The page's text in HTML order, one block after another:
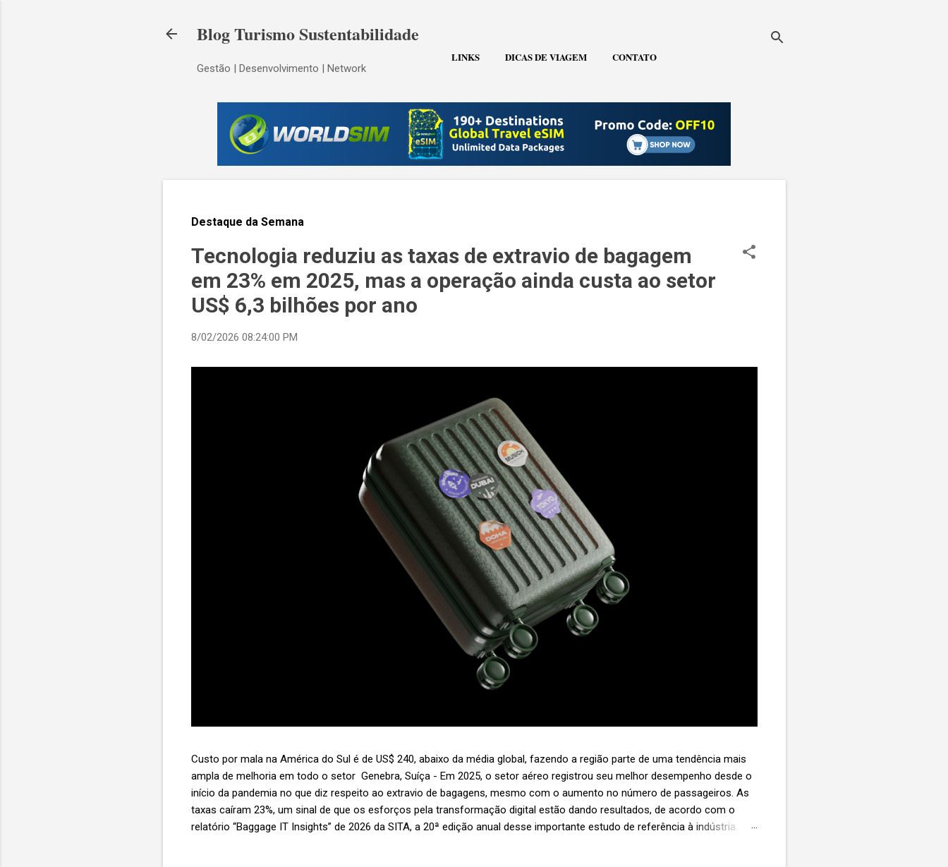
Blog Turismo Sustentabilidade
Gestão | Desenvolvimento | Network
LINKS DICAS DE VIAGEM CONTATO
Destaque da Semana
Tecnologia reduziu as taxas de extravio de bagagem
em 23% em 2025, mas a operação ainda custa ao setor
US$ 6,3 bilhões por ano
8/02/2026 08:24:00 PM
Custo por mala na América do Sul é de US$ 240, abaixo da média global, fazendo a região parte de uma tendência mais
ampla de melhoria em todo o setor Genebra, Suíça - Em 2025, o setor aéreo registrou seu melhor desempenho desde o
início da pandemia no que diz respeito ao extravio de bagagens, mesmo com o aumento no número de passageiros. As
taxas caíram 23%, um sinal de que os esforços pela transformação digital estão dando resultados, de acordo com o
relatório “Baggage IT Insights” de 2026 da SITA, a 20ª edição anual desse importante estudo de referência à indústria. (©